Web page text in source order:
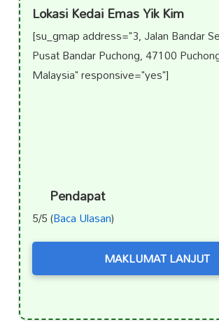
Lokasi Kedai Emas Yik Kim
[su_gmap address="3, Jalan Bandar
Pusat Bandar Puchong, 47100
Malaysia" responsive="yes"]
Pendapat
5/5 (Baca Ulasan)
MAKLUMAT LANJUT